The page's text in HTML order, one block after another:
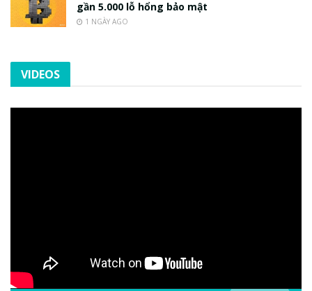
gần 5.000 lỗ hổng bảo mật
1 NGÀY AGO
VIDEOS